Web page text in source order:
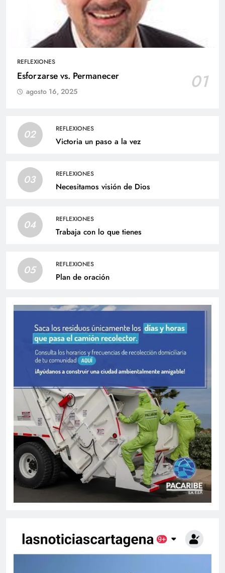
REFLEXIONES
Esforzarse vs. Permanecer 01
agosto 16, 2025
02 REFLEXIONES
Victoria un paso a la vez
03 REFLEXIONES
Necesitamos visión de Dios
04 REFLEXIONES
Trabaja con lo que tienes
05 REFLEXIONES
Plan de oración